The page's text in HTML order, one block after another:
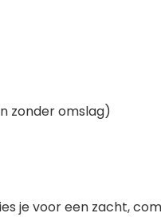
zonder omslag)
je voor een zacht,